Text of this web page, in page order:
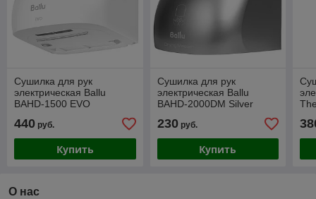
Сушилка для рук
электрическая Ballu
BAHD-1500 EVO
440 руб.
Купить
Сушилка для рук
электрическая Ballu
BAHD-2000DM Silver
230руб.
Купить
О нас